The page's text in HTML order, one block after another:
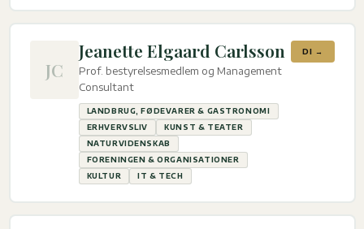
JC
Jeanette Elgaard Carlsson
Prof. bestyrelsesmedlem og Management
Consultant
LANDBRUG, FØDEVARER & GASTRONOMI
ERHVERVSLIV
KUNST & TEATER
NATURVIDENSKAB
FORENINGEN & ORGANISATIONER
KULTUR
IT & TECH
DI →